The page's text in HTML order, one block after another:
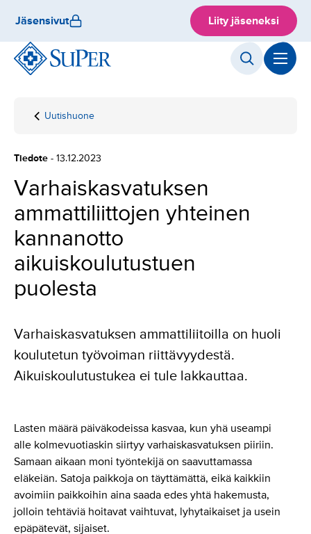
sisältöön
Jäsensivut Liity jäseneksi
Etusivu
Uutishuone
Varhaiskasvatuksen
kannanotto
aikuiskoulutustuen
puolesta
Tiedote - 13.12.2023
Varhaiskasvatuksen
ammattiliittojen yhteinen
kannanotto
aikuiskoulutustuen
puolesta
Varhaiskasvatuksen ammattiliitoilla on huoli
koulutetun työvoiman riittävyydestä.
Aikuiskoulutustukea ei tule lakkauttaa.
Lasten määrä päiväkodeissa kasvaa, kun yhä useampi
alle kolmevuotiaskin siirtyy varhaiskasvatuksen piiriin.
Samaan aikaan moni työntekijä on saavuttamassa
eläkeiän. Satoja paikkoja on täyttämättä, eikä kaikkiin
avoimiin paikkoihin aina saada edes yhtä hakemusta,
jolloin tehtäviä hoitavat vaihtuvat, lyhytaikaiset ja usein
epäpätevät, sijaiset.